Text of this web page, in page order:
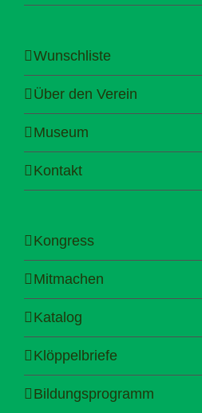
Wunschliste
Über den Verein
Museum
Kontakt
Kongress
Mitmachen
Katalog
Klöppelbriefe
Bildungsprogramm